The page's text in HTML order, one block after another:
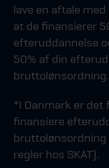
lave en aftale
at de finansierer
efteruddannelse
50% af din
bruttolønsordning.
*I Danmark er det
finansiere
regler hos SKAT).